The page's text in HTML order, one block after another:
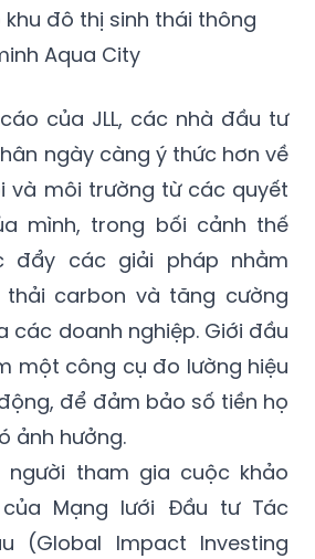
đô thị sinh thái thông
Aqua City
của JLL, các nhà đầu tư
ngày càng ý thức hơn về
và môi trường từ các quyết
mình, trong bối cảnh thế
đẩy các giải pháp nhằm
thải carbon và tăng cường
các doanh nghiệp. Giới đầu
một công cụ đo lường hiệu
để đảm bảo số tiền họ
ảnh hưởng.
người tham gia cuộc khảo
Mạng lưới Đầu tư Tác
(Global Impact Investing